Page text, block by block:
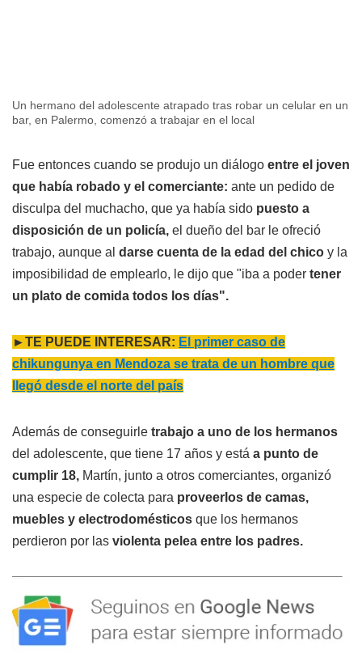
Un hermano del adolescente atrapado tras robar un celular en un
bar, en Palermo, comenzó a trabajar en el local
Fue entonces cuando se produjo un diálogo entre el joven
que había robado y el comerciante: ante un pedido de
disculpa del muchacho, que ya había sido puesto a
disposición de un policía, el dueño del bar le ofreció
trabajo, aunque al darse cuenta de la edad del chico y la
imposibilidad de emplearlo, le dijo que "iba a poder tener
un plato de comida todos los días".
►TE PUEDE INTERESAR: El primer caso de
chikungunya en Mendoza se trata de un hombre que
llegó desde el norte del país
Además de conseguirle trabajo a uno de los hermanos
del adolescente, que tiene 17 años y está a punto de
cumplir 18, Martín, junto a otros comerciantes, organizó
una especie de colecta para proveerlos de camas,
muebles y electrodomésticos que los hermanos
perdieron por las violenta pelea entre los padres.